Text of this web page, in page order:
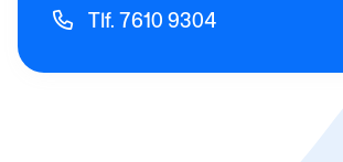
Tlf. 7610 9304